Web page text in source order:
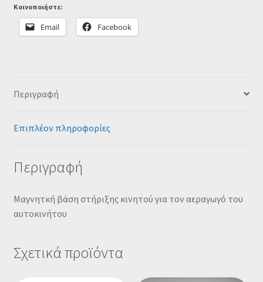
Κοινοποιήστε:
Email Facebook
Περιγραφή
Επιπλέον πληροφορίες
Περιγραφή
Μαγνητκή βάση στήριξης κινητού για τον αεραγωγό του
αυτοκινήτου
Σχετικά προϊόντα